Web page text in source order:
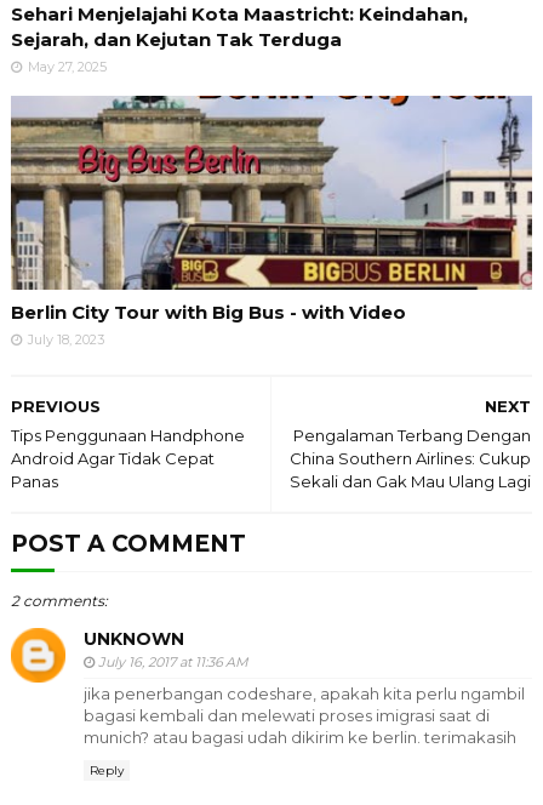
Sehari Menjelajahi Kota Maastricht: Keindahan,
Sejarah, dan Kejutan Tak Terduga
May 27, 2025
Berlin City Tour with Big Bus - with Video
July 18, 2023
NEXT
Pengalaman Terbang Dengan
China Southern Airlines: Cukup
Sekali dan Gak Mau Ulang Lagi
PREVIOUS
Tips Penggunaan Handphone
Android Agar Tidak Cepat
Panas
POST A COMMENT
2 comments:
UNKNOWN
July 16, 2017 at 11:36 AM
jika penerbangan codeshare, apakah kita perlu ngambil
bagasi kembali dan melewati proses imigrasi saat di
munich? atau bagasi udah dikirim ke berlin. terimakasih
Reply